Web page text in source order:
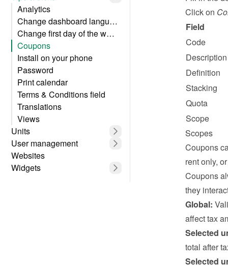
Analytics
Change dashboard language
Change first day of the week
Coupons
Install on your phone
Password
Print calendar
Terms & Conditions field
Translations
Views
Units
User management
Websites
Widgets
Click on
Field
Code
Description
Definition
Stacking
Quota
Scope
Scopes
Coupons
rent only,
Coupons
they
Global:
affect tax
Selected
total after
Selected